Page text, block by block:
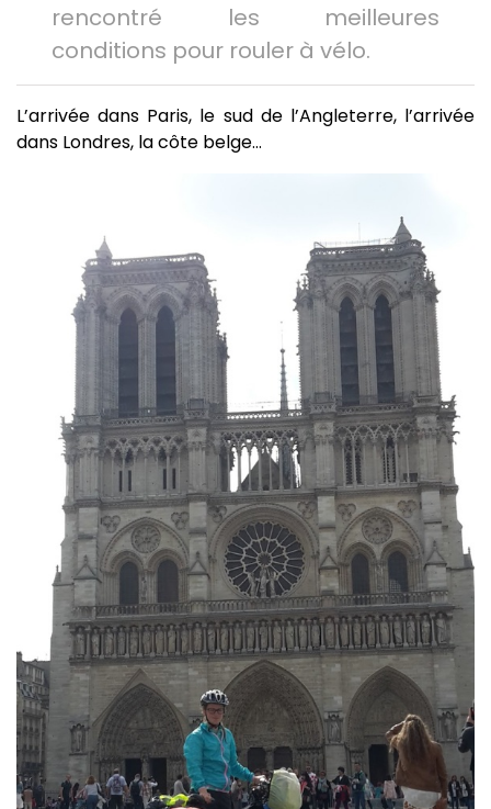
rencontré les meilleures
conditions pour rouler à vélo.
L’arrivée dans Paris, le sud de l’Angleterre, l’arrivée
dans Londres, la côte belge…